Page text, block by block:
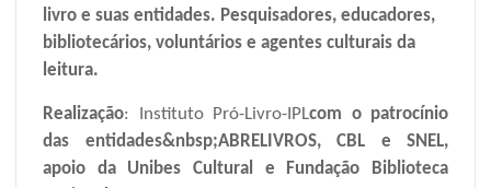
livro e suas entidades. Pesquisadores, educadores,
bibliotecários, voluntários e agentes culturais da
leitura.
Realização: Instituto Pró-Livro-IPLcom o patrocínio
das entidades&nbsp;ABRELIVROS, CBL e SNEL,
apoio da Unibes Cultural e Fundação Biblioteca